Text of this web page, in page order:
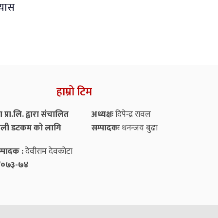
हाम्रो टिम
द्वारा संचालित
डटकम को लागि
अध्यक्षःदिपेन्द्र रावल
सम्पादकःधनन्‍जय बुढा
:देवीराम देवकोटा
०७३-७४